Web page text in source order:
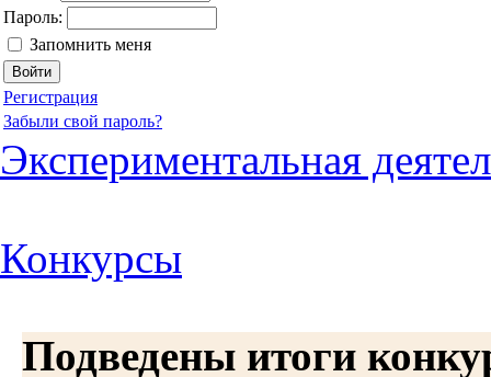
Пароль:
Запомнить меня
Регистрация
Забыли свой пароль?
Экспериментальная
Конкурсы
Подведены итоги